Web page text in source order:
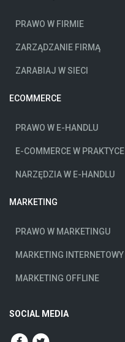
PRAWO W FIRMIE
ZARZĄDZANIE FIRMĄ
ZARABIAJ W SIECI
ECOMMERCE
PRAWO W E-HANDLU
E-COMMERCE W PRAKTYCE
NARZĘDZIA W E-HANDLU
MARKETING
PRAWO W MARKETINGU
MARKETING INTERNETOWY
MARKETING OFFLINE
SOCIAL MEDIA